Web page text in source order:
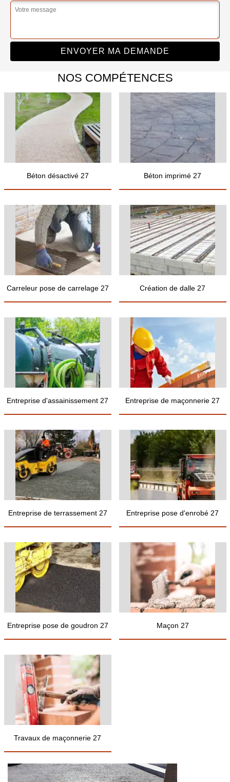
NOS COMPÉTENCES
Béton désactivé 27 Béton imprimé 27
Carreleur pose de carrelage 27 Création de dalle 27
Entreprise d'assainissement 27 Entreprise de maçonnerie 27
Entreprise de terrassement 27 Entreprise pose d'enrobé 27
Entreprise pose de goudron 27 Maçon 27
Travaux de maçonnerie 27